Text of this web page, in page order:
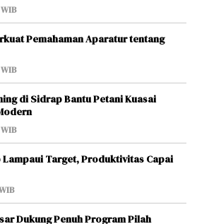
Pemahaman Aparatur tentang
di Sidrap Bantu Petani Kuasai
Lampaui Target, Produktivitas Capai
Dukung Penuh Program Pilah